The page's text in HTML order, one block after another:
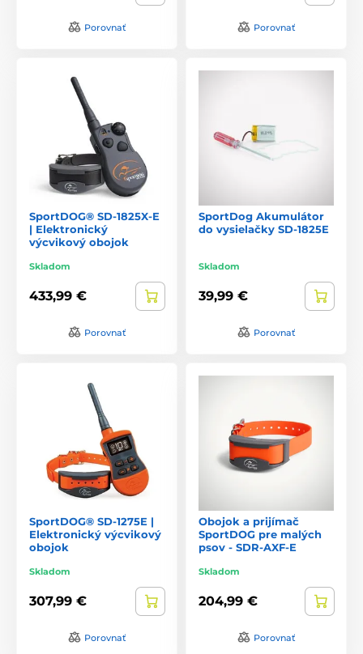
Porovnať Porovnať
SportDOG® SD-1825X-E
| Elektronický
výcvikový obojok
Skladom
433,99 €
Porovnať
SportDog Akumulátor
do vysielačky SD-1825E
Skladom
39,99 €
Porovnať
SportDOG® SD-1275E |
Elektronický výcvikový
obojok
Skladom
307,99 €
Porovnať
Obojok a prijímač
SportDOG pre malých
psov - SDR-AXF-E
Skladom
204,99 €
Porovnať